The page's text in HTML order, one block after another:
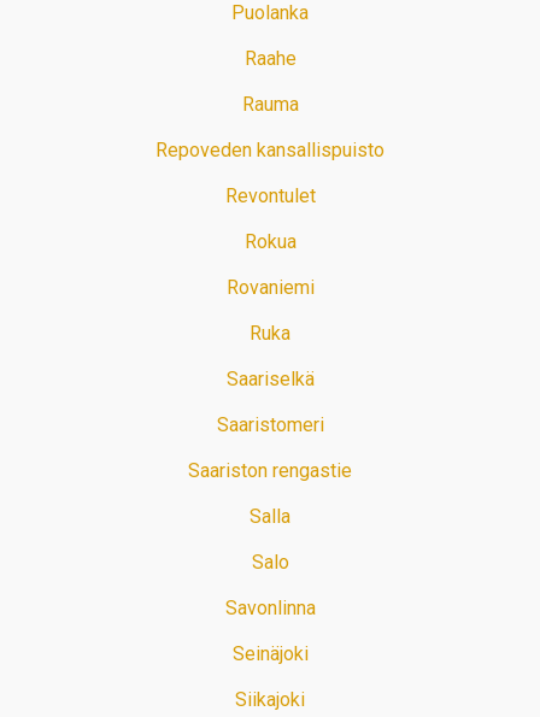
Puolanka
Raahe
Rauma
Repoveden kansallispuisto
Revontulet
Rokua
Rovaniemi
Ruka
Saariselkä
Saaristomeri
Saariston rengastie
Salla
Salo
Savonlinna
Seinäjoki
Siikajoki